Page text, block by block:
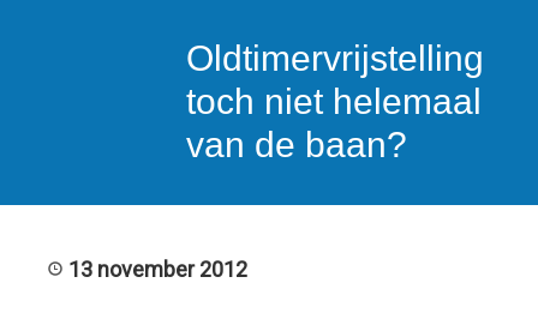
Oldtimervrijstelling
toch niet helemaal
van de baan?
13 november 2012